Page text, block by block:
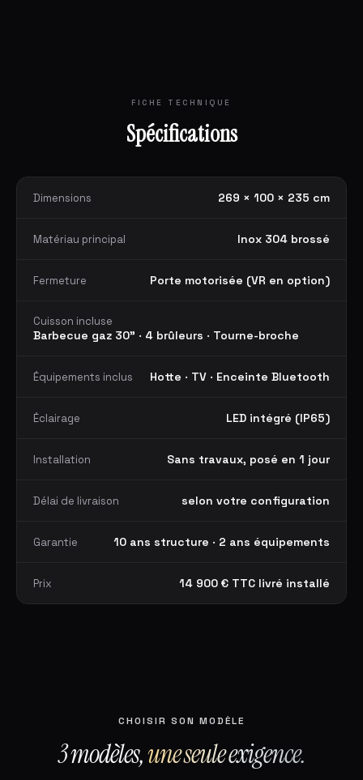
FICHE TECHNIQUE
Spécifications
Dimensions 269 × 100 × 235 cm
Matériau principal Inox 304 brossé
Fermeture Porte motorisée (VR en option)
Cuisson incluse
Barbecue gaz 30" · 4 brûleurs · Tourne-broche
Équipements inclus Hotte · TV · Enceinte Bluetooth
Éclairage LED intégré (IP65)
Installation Sans travaux, posé en 1 jour
Délai de livraison selon votre configuration
Garantie 10 ans structure · 2 ans équipements
Prix 14 900 € TTC livré installé
CHOISIR SON MODÈLE
3 modèles,une seule exigence.